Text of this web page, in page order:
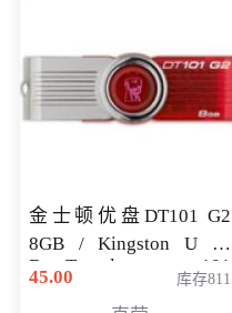
金士顿优盘DT101 G2
8GB / Kingston U 盘
DataTraveler 101
Generati
45.00 库存811